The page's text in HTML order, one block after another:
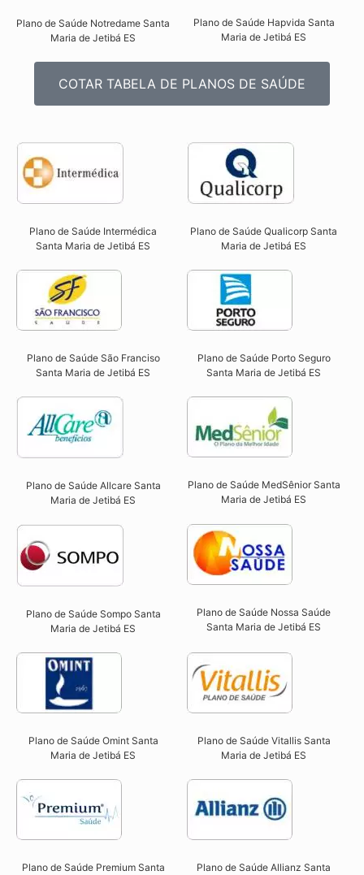
Plano de Saúde Notredame Santa
Maria de Jetibá ES​
Plano de Saúde Hapvida Santa
Maria de Jetibá ES​
COTAR TABELA DE PLANOS DE SAÚDE
Plano de Saúde Intermédica
Santa Maria de Jetibá ES​
Plano de Saúde Qualicorp Santa
Maria de Jetibá ES​
Plano de Saúde São Franciso
Santa Maria de Jetibá ES​
Plano de Saúde Porto Seguro
Santa Maria de Jetibá ES​
Plano de Saúde Allcare Santa
Maria de Jetibá ES​
Plano de Saúde MedSênior Santa
Maria de Jetibá ES​
Plano de Saúde Sompo Santa
Maria de Jetibá ES​
Plano de Saúde Nossa Saúde
Santa Maria de Jetibá ES​
Plano de Saúde Omint Santa
Maria de Jetibá ES​
Plano de Saúde Vitallis Santa
Maria de Jetibá ES​
Plano de Saúde Premium Santa
Plano de Saúde Allianz Santa